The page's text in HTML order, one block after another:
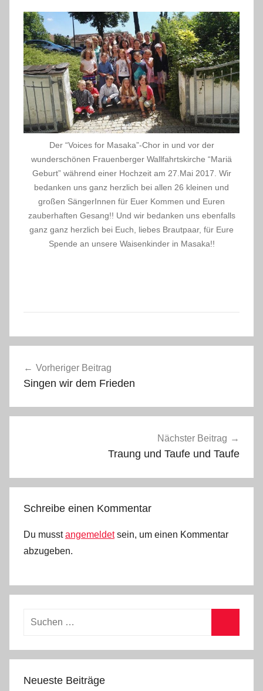
Der “Voices for Masaka”-Chor in und vor der
wunderschönen Frauenberger Wallfahrtskirche “Mariä
Geburt” während einer Hochzeit am 27.Mai 2017. Wir
bedanken uns ganz herzlich bei allen 26 kleinen und
großen SängerInnen für Euer Kommen und Euren
zauberhaften Gesang!! Und wir bedanken uns ebenfalls
ganz ganz herzlich bei Euch, liebes Brautpaar, für Eure
Spende an unsere Waisenkinder in Masaka!!
A
e
Vorheriger Beitrag
Singen wir dem Frieden
Nächster Beitrag
Traung und Taufe und Taufe
Schreibe einen Kommentar
Du musstangemeldetsein, um einen Kommentar
abzugeben.
Suchen
Neueste Beiträge